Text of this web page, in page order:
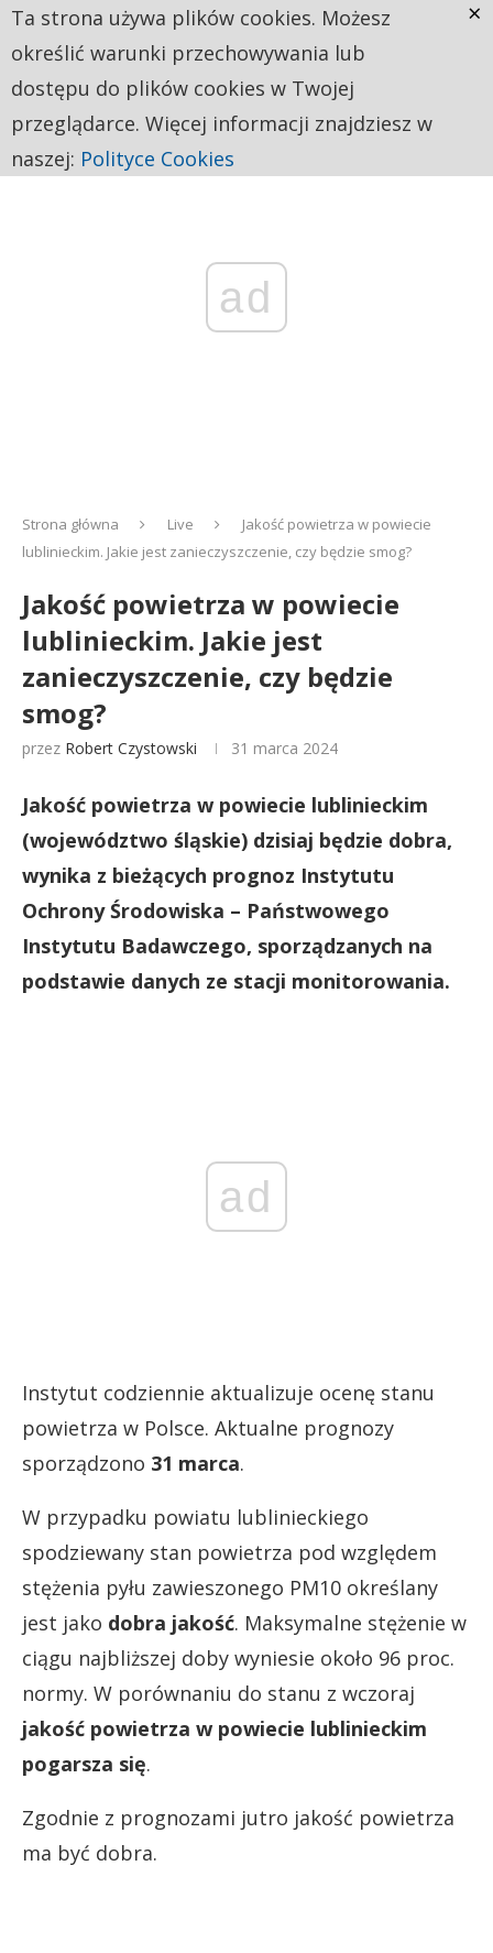
ad
Strona główna Live
Jakość powietrza w powiecie
lublinieckim. Jakie jest zanieczyszczenie, czy będzie smog?
Jakość powietrza w powiecie
lublinieckim. Jakie jest
zanieczyszczenie, czy będzie
smog?
przez Robert Czystowski 31 marca 2024
Jakość powietrza w powiecie lublinieckim
(województwo śląskie) dzisiaj będzie dobra,
wynika z bieżących prognoz Instytutu
Ochrony Środowiska – Państwowego
Instytutu Badawczego, sporządzanych na
podstawie danych ze stacji monitorowania.
ad
Instytut codziennie aktualizuje ocenę stanu
powietrza w Polsce. Aktualne prognozy
sporządzono 31 marca.
W przypadku powiatu lublinieckiego
spodziewany stan powietrza pod względem
stężenia pyłu zawieszonego PM10 określany
jest jako dobra jakość. Maksymalne stężenie w
ciągu najbliższej doby wyniesie około 96 proc.
normy. W porównaniu do stanu z wczoraj
jakość powietrza w powiecie lublinieckim
pogarsza się.
Zgodnie z prognozami jutro jakość powietrza
ma być dobra.
Ta strona używa plików cookies. Możesz
określić warunki przechowywania lub
dostępu do plików cookies w Twojej
przeglądarce. Więcej informacji znajdziesz w
naszej: Polityce Cookies
×